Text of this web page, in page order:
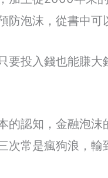
防泡沫，從書中可
要投入錢也能賺
的認知，金融泡
次常是瘋狗浪，輸